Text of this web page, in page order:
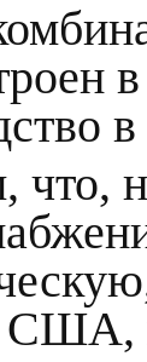
что,
США,